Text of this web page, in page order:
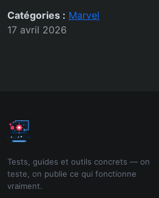
Catégories : Marvel
17 avril 2026
Tests, guides et outils concrets — on
teste, on publie ce qui fonctionne
vraiment.